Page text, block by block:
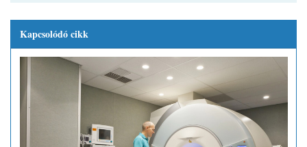
Kapcsolódó cikk